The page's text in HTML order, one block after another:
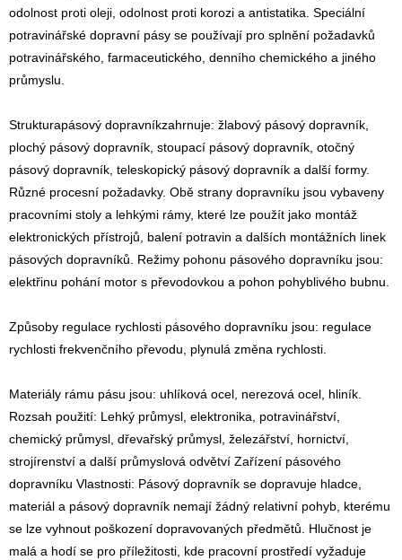
odolnost proti oleji, odolnost proti korozi a antistatika. Speciální
potravinářské dopravní pásy se používají pro splnění požadavků
potravinářského, farmaceutického, denního chemického a jiného
průmyslu.
Strukturapásový dopravníkzahrnuje: žlabový pásový dopravník,
plochý pásový dopravník, stoupací pásový dopravník, otočný
pásový dopravník, teleskopický pásový dopravník a další formy.
Různé procesní požadavky. Obě strany dopravníku jsou vybaveny
pracovními stoly a lehkými rámy, které lze použít jako montáž
elektronických přístrojů, balení potravin a dalších montážních linek
pásových dopravníků. Režimy pohonu pásového dopravníku jsou:
elektřinu pohání motor s převodovkou a pohon pohyblivého bubnu.
Způsoby regulace rychlosti pásového dopravníku jsou: regulace
rychlosti frekvenčního převodu, plynulá změna rychlosti.
Materiály rámu pásu jsou: uhlíková ocel, nerezová ocel, hliník.
Rozsah použití: Lehký průmysl, elektronika, potravinářství,
chemický průmysl, dřevařský průmysl, železářství, hornictví,
strojírenství a další průmyslová odvětví Zařízení pásového
dopravníku Vlastnosti: Pásový dopravník se dopravuje hladce,
materiál a pásový dopravník nemají žádný relativní pohyb, kterému
se lze vyhnout poškození dopravovaných předmětů. Hlučnost je
malá a hodí se pro příležitosti, kde pracovní prostředí vyžaduje